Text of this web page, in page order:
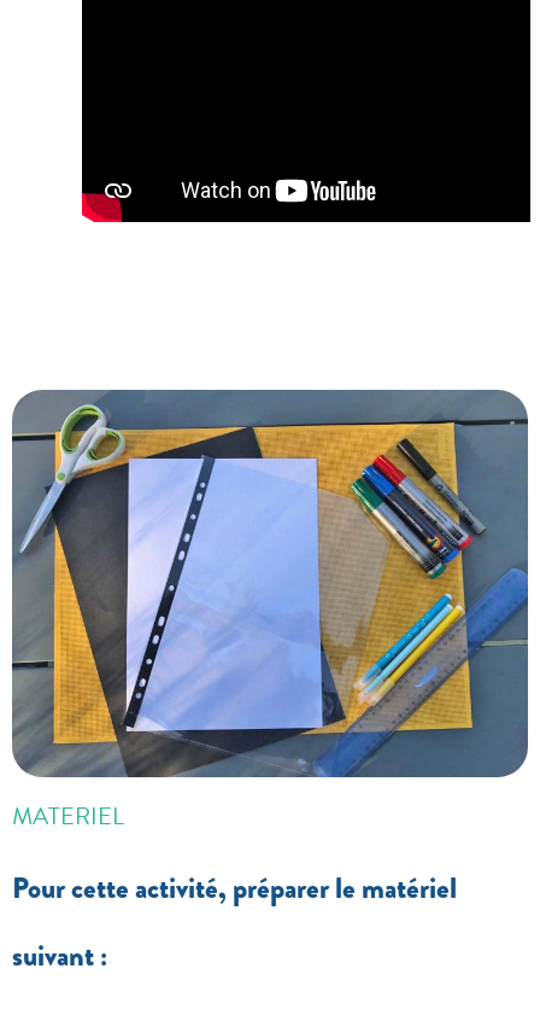
MATERIEL
Pour cette activité, préparer le matériel
suivant :